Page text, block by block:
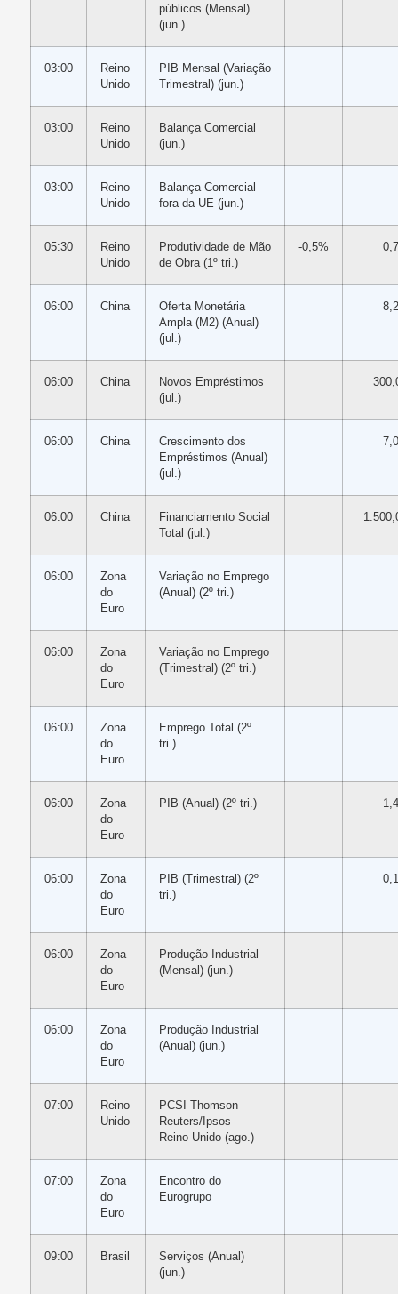
públicos (Mensal)
(jun.)
03:00
Reino
Unido
PIB Mensal (Variação
Trimestral) (jun.)
03:00
Reino
Unido
Balança Comercial
(jun.)
03:00
Reino
Unido
Balança Comercial
fora da UE (jun.)
05:30
Reino
Unido
Produtividade de Mão
de Obra (1º tri.)
-0,5%
06:00 China
Oferta Monetária
Ampla (M2) (Anual)
(jul.)
06:00 China
Novos Empréstimos
(jul.)
06:00 China
Crescimento dos
Empréstimos (Anual)
(jul.)
06:00 China
Financiamento Social
Total (jul.)
06:00
Zona
do
Euro
Variação no Emprego
(Anual) (2º tri.)
06:00
Zona
do
Euro
Variação no Emprego
(Trimestral) (2º tri.)
06:00
Zona
do
Euro
Emprego Total (2º
tri.)
06:00
Zona
do
Euro
PIB (Anual) (2º tri.)
06:00
Zona
do
Euro
PIB (Trimestral) (2º
tri.)
06:00
Zona
do
Euro
Produção Industrial
(Mensal) (jun.)
06:00
Zona
do
Euro
Produção Industrial
(Anual) (jun.)
07:00
Reino
Unido
PCSI Thomson
Reuters/Ipsos —
Reino Unido (ago.)
07:00
Zona
do
Euro
Encontro do
Eurogrupo
09:00 Brasil
Serviços (Anual)
(jun.)